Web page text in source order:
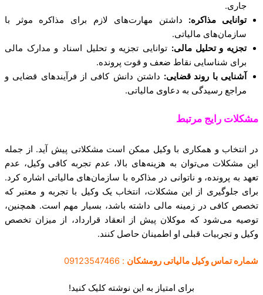
جاری.
توانایی مذاکره: داشتن مهارت‌های لازم برای مذاکره موثر با
سازمان‌های مالیاتی.
تجزیه و تحلیل مالی: توانایی تجزیه و تحلیل اسناد و مدارک مالی
برای شناسایی نقاط ضعف و قوت پرونده.
آشنایی با روند قضایی: داشتن دانش کافی از فرآیندهای قضایی و
مراجع رسیدگی به دعاوی مالیاتی.
مشکلات رایج مرتبط
در انتخاب و همکاری با وکیل ممکن است مشکلاتی پیش آید. از جمله
این مشکلات می‌توان به هزینه‌های بالا، عدم تجربه کافی وکیل، عدم
تعهد به پرونده، و ناتوانی در مذاکره با سازمان‌های مالیاتی اشاره کرد.
برای جلوگیری از این مشکلات، انتخاب یک وکیل با تجربه و معتبر که
تخصص کافی در زمینه مالی داشته باشد، بسیار مهم است. همچنین،
توصیه می‌شود که موکلان پیش از انعقاد قرارداد، از میزان تخصص
وکیل و تجربیات قبلی او اطمینان حاصل کنند.
شماره تماس وکیل مالیاتی رومشکان : 09123547466
برای امتیاز به این نوشته کلیک کنید!